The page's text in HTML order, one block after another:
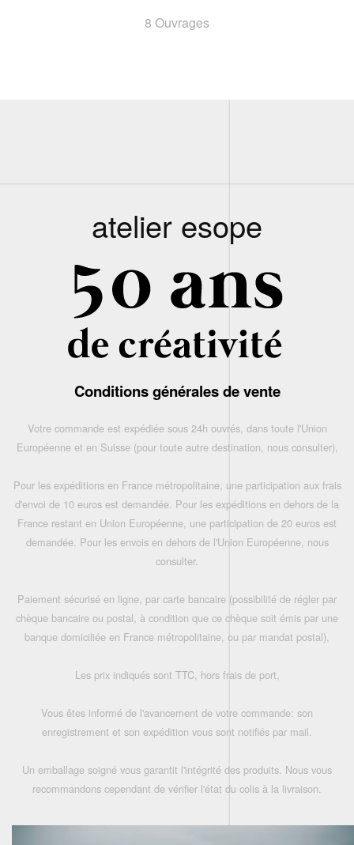
8 Ouvrages
atelier esope
Conditions générales de vente
Votre commande est expédiée sous 24h ouvrés, dans toute l'Union
Européenne et en Suisse (pour toute autre destination, nous consulter),
Pour les expéditions en France métropolitaine, une participation aux frais
d'envoi de 10 euros est demandée. Pour les expéditions en dehors de la
France restant en Union Européenne, une participation de 20 euros est
demandée. Pour les envois en dehors de l'Union Européenne, nous
consulter.
Paiement sécurisé en ligne, par carte bancaire (possibilité de régler par
chèque bancaire ou postal, à condition que ce chèque soit émis par une
banque domiciliée en France métropolitaine, ou par mandat postal),
Les prix indiqués sont TTC, hors frais de port,
Vous êtes informé de l'avancement de votre commande: son
enregistrement et son expédition vous sont notifiés par mail.
Un emballage soigné vous garantit l'intégrité des produits. Nous vous
recommandons cependant de vérifier l'état du colis à la livraison.